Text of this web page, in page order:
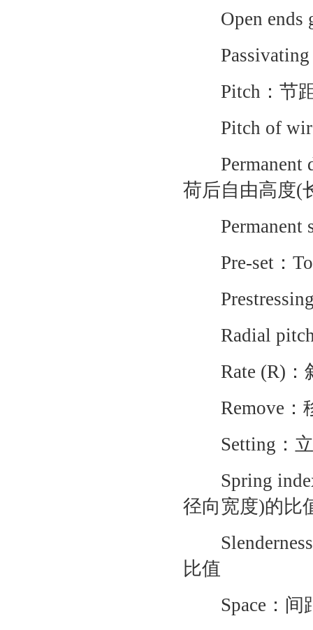
Open ends
Passivating
Pitch：节距
Pitch of wire
Permanent
荷后自由高度(
Permanent
Pre-set：To
Prestressing
Radial pitch
Rate (R)：
Remove：
Setting：立
Spring index
径向宽度)的比
Slenderness
比值
Space：间